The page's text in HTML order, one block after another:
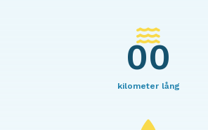
00
kilometer lång